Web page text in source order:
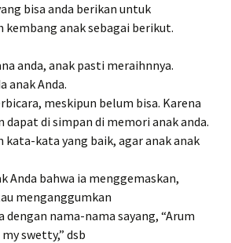
bisa anda berikan untuk
kembang anak sebagai berikut.
anda, anak pasti meraihnnya.
anak Anda.
meskipun belum bisa. Karena
dapat di simpan di memori anak anda.
kata-kata yang baik, agar anak anak
Anda bahwa ia menggemaskan,
menganggumkan
dengan nama-nama sayang, “Arum
swetty,” dsb